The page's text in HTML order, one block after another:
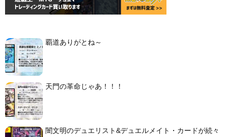
覇道ありがとね～
天門の革命じゃあ！！！
闇文明のデュエリスト&デュエルメイト・カードが続々